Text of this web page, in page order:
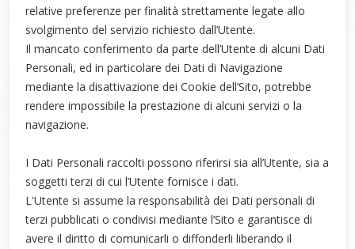
relative preferenze per finalità strettamente legate allo
svolgimento del servizio richiesto dall’Utente.
Il mancato conferimento da parte dell’Utente di alcuni Dati
Personali, ed in particolare dei Dati di Navigazione
mediante la disattivazione dei Cookie dell’Sito, potrebbe
rendere impossibile la prestazione di alcuni servizi o la
navigazione.
I Dati Personali raccolti possono riferirsi sia all’Utente, sia a
soggetti terzi di cui l’Utente fornisce i dati.
L'Utente si assume la responsabilità dei Dati personali di
terzi pubblicati o condivisi mediante l’Sito e garantisce di
avere il diritto di comunicarli o diffonderli liberando il